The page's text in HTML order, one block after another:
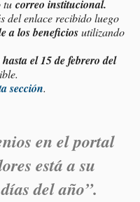
tu correo institucional.
del enlace recibido luego
a los beneficiosutilizando
el 15 de febrero del
sección.
en el portal
está a su
del año”.